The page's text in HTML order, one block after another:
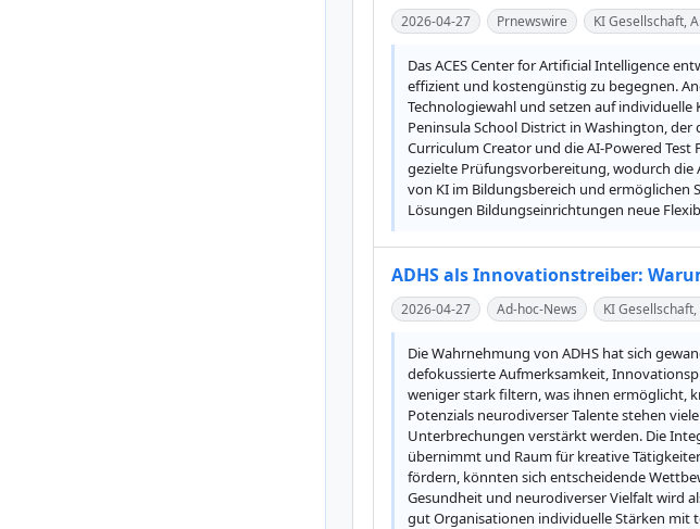
2026-04-27 Prnewswire KI Gesellschaft,
Das ACES Center for Artificial Intelligence
effizient und kostengünstig zu begegnen.
Technologiewahl und setzen auf
Peninsula School District in Washington, der
Curriculum Creator und die AI-Powered
gezielte Prüfungsvorbereitung, wodurch
von KI im Bildungsbereich und ermöglichen
Lösungen Bildungseinrichtungen neue
ADHS als Innovationstreiber:
2026-04-27 Ad-hoc-News KI
Die Wahrnehmung von ADHS hat sich
defokussierte Aufmerksamkeit,
weniger stark filtern, was ihnen ermöglicht,
Potenzials neurodiverser Talente stehen
Unterbrechungen verstärkt werden. Die
übernimmt und Raum für kreative
fördern, könnten sich entscheidende
Gesundheit und neurodiverser Vielfalt wird
gut Organisationen individuelle Stärken mit